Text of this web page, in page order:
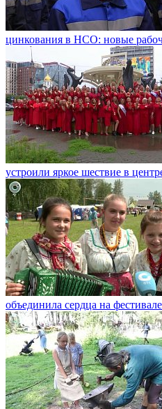
цинкования в НСО: новые
устроили яркое шествие в
объединила сердца на